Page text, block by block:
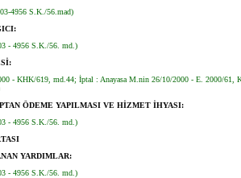
4956 S.K./56.mad)
- 4956 S.K./56. md.)
- KHK/619, md.44; İptal : Anayasa M.nin 26/10/2000 - E. 2000/61,
ÖDEME YAPILMASI VE HİZMET İHYASI:
- 4956 S.K./56. md.)
YARDIMLAR:
- 4956 S.K./56. md.)